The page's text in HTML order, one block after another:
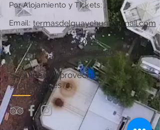
Por Alojamiento y Tickets:
Email:
Teléfono:
+54 11 6841 0808
WhatsApp:+54 9 3446-607620
termasdelguaychu@hotmail.com
Seguinos y aprovechá las
promociones